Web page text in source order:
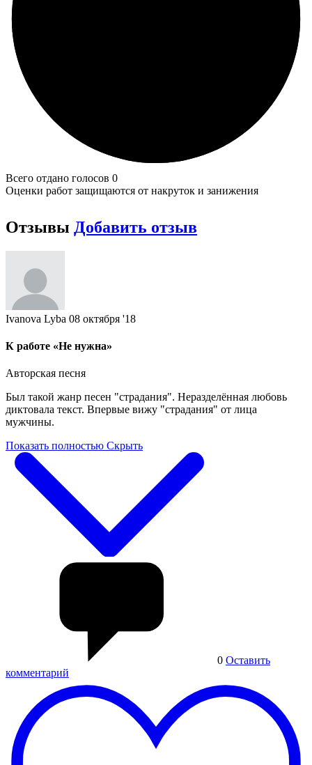
Всего отдано голосов 0
Оценки работ защищаются от накруток и занижения
Отзывы Добавить отзыв
Ivanova Lyba 08 октября '18
К работе «Не нужна»
Авторская песня
Был такой жанр песен "страдания". Неразделённая любовь
диктовала текст. Впервые вижу "страдания" от лица
мужчины.
Показать полностью Скрыть
0 Оставить
комментарий